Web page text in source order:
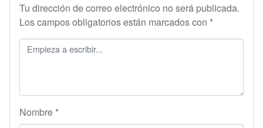
Tu dirección de correo electrónico no será publicada.
Los campos obligatorios están marcados con *
Nombre *